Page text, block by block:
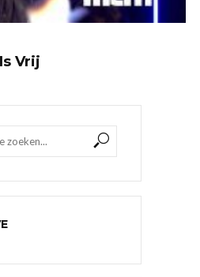
Vrij